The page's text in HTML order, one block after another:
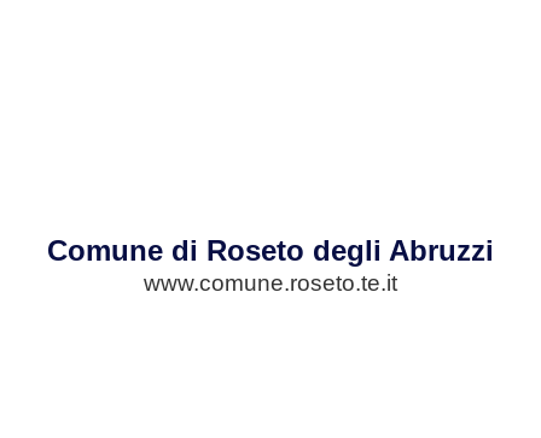
Comune di Roseto degli Abruzzi
www.comune.roseto.te.it